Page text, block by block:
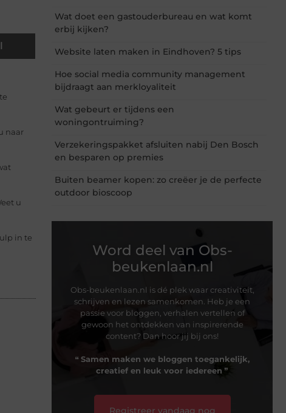
naar
u
in te
Wat doet een gastouderbureau en wat komt
erbij kijken?
Website laten maken in Eindhoven? 5 tips
Hoe social media community management
bijdraagt aan merkloyaliteit
Wat gebeurt er tijdens een
woningontruiming?
Verzekeringspakket afsluiten nabij Den Bosch
en besparen op premies
Buiten beamer kopen: zo creëer je de perfecte
outdoor bioscoop
Word deel van Obs-
beukenlaan.nl
Obs-beukenlaan.nl is dé plek waar creativiteit,
schrijven en lezen samenkomen. Heb je een
passie voor bloggen, verhalen vertellen of
gewoon het ontdekken van inspirerende
content? Dan hoor jij bij ons!
❝ Samen maken we bloggen toegankelijk,
creatief en leuk voor iedereen ❞
Registreer vandaag nog